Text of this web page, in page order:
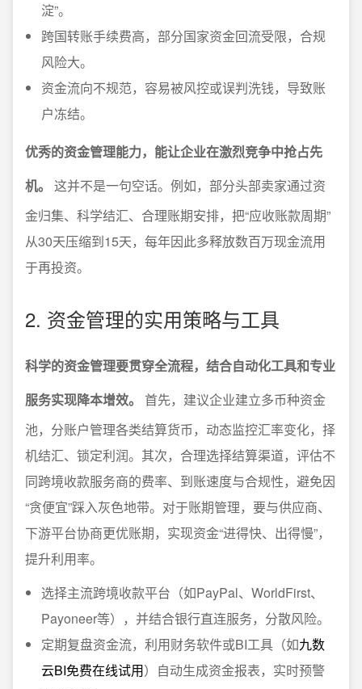
淀”。
跨国转账手续费高，部分国家资金回流受限，合规
风险大。
资金流向不规范，容易被风控或误判洗钱，导致账
户冻结。
优秀的资金管理能力，能让企业在激烈竞争中抢占先
机。
这并不是一句空话。例如，部分头部卖家通过资
金归集、科学结汇、合理账期安排，把“应收账款周期”
从30天压缩到15天，每年因此多释放数百万现金流用
于再投资。
2. 资金管理的实用策略与工具
科学的资金管理要贯穿全流程，结合自动化工具和专业
服务实现降本增效。
首先，建议企业建立多币种资金
池，分账户管理各类结算货币，动态监控汇率变化，择
机结汇、锁定利润。其次，合理选择结算渠道，评估不
同跨境收款服务商的费率、到账速度与合规性，避免因
“贪便宜”踩入灰色地带。对于账期管理，要与供应商、
下游平台协商更优账期，实现资金“进得快、出得慢”，
提升利用率。
选择主流跨境收款平台（如PayPal、WorldFirst、
Payoneer等），并结合银行直连服务，分散风险。
定期复盘资金流，利用财务软件或BI工具（如九数
云BI免费在线试用）自动生成资金报表，实时预警